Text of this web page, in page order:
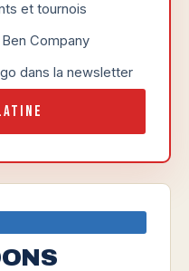
et tournois
Company
dans la newsletter